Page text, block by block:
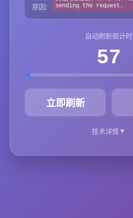
原因:
sending the request.
自动刷新倒计时
57
立即刷新
技术详情▼